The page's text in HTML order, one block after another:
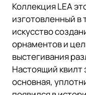
Коллекция LEA
изготовленный в
искусство
орнаментов и
выстегивания
Настоящий квилт
основная,